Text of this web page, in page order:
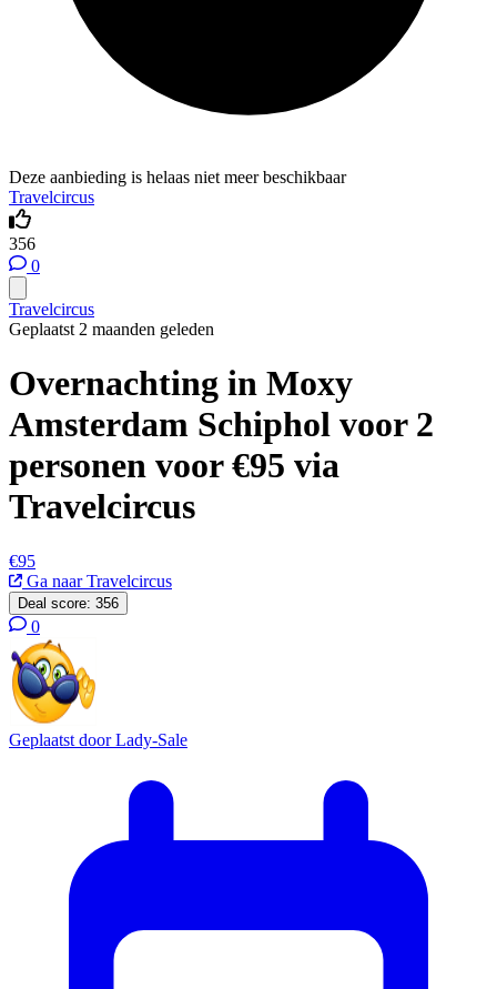
Deze aanbieding is helaas niet meer beschikbaar
Travelcircus
356
0
Travelcircus
Geplaatst 2 maanden geleden
Overnachting in Moxy
Amsterdam Schiphol voor 2
personen voor €95 via
Travelcircus
€95
Ga naar Travelcircus
Deal score: 356
0
Geplaatst doorLady-Sale